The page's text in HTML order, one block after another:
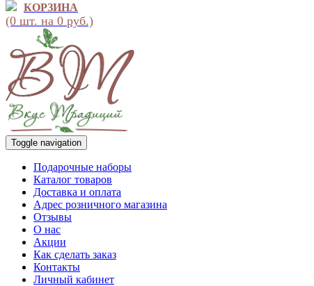
КОРЗИНА
(0 шт. на 0 руб.)
Toggle navigation
Подарочные наборы
Каталог товаров
Доставка и оплата
Адрес розничного магазина
Отзывы
О нас
Акции
Как сделать заказ
Контакты
Личный кабинет